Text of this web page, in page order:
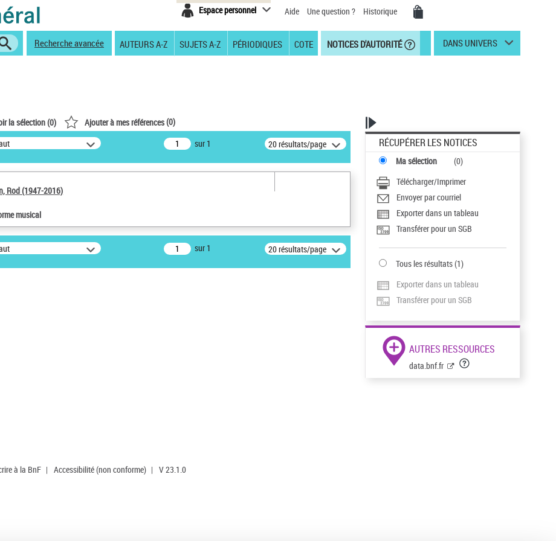
Espace personnel Aide Une question ? Historique
Recherche avancée AUTEURS A-Z SUJETS A-Z PÉRIODIQUES COTE NOTICES D'AUTORITÉ DANS UNIVERS
la sélection (0) Ajouter à mes références(0)
sur 1 20 résultats/page
Rod (1947-2016)
musical
sur 1 20 résultats/page
RÉCUPÉRER LES NOTICES
Ma sélection (0)
Télécharger/Imprimer
Envoyer par courriel
Exporter dans un tableau
Transférer pour un SGB
Tous les résultats(1)
Exporter dans un tableau
Transférer pour un SGB
AUTRES RESSOURCES
data.bnf.fr
à la BnF | Accessibilité (non conforme) | V 23.1.0